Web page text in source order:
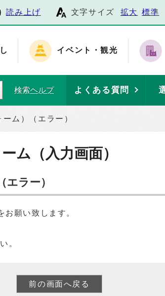
読み上げ 文字サイズ 拡大 標準
イベント・観光
検索ヘルプ よくある質問
ム）（エラー）
ム（入力画面）
エラー）
願い致します。
。